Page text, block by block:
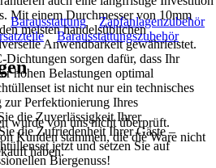
Mit einem Durchmesser von 10mm
meisten handelsüblichen
Anwendbarkeit gewährleistet.
sorgen dafür, dass Ihr
hohen Belastungen optimal
ist nicht nur ein technisches
zur Perfektionierung Ihres
die Zuverlässigkeit Ihrer
die Zufriedenheit Ihrer Gäste –
jetzt und setzen Sie auf
Biergenuss!
Barausstattung
Zapfanlagenzubehör
Barausstattungszubehör
wurde von uns nicht überprüft.
Kunden stammen, die die Ware nicht
haben.